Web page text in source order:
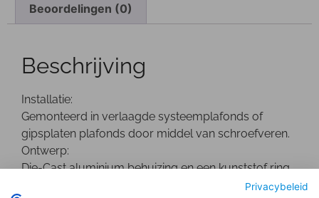
Privacybeleid
Beoordelingen (0)
Beschrijving
Installatie:
Gemonteerd in verlaagde systeemplafonds of
gipsplaten plafonds door middel van schroefveren.
Ontwerp:
Die-Cast aluminium behuizing en een kunststof ring.